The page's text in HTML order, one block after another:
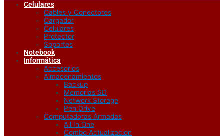
Celulares
Cables y Conectores
Cargador
Celulares
Protector
Soportes
Notebook
Informática
Accesorios
Almacenamientos
Backup
Memorias SD
Network Storage
Pen Drive
Computadoras Armadas
All In One
Combo Actualizacion